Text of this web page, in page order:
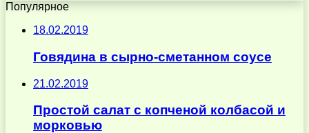
Популярное
18.02.2019
Говядина в сырно-сметанном соусе
21.02.2019
Простой салат с копченой колбасой и
морковью